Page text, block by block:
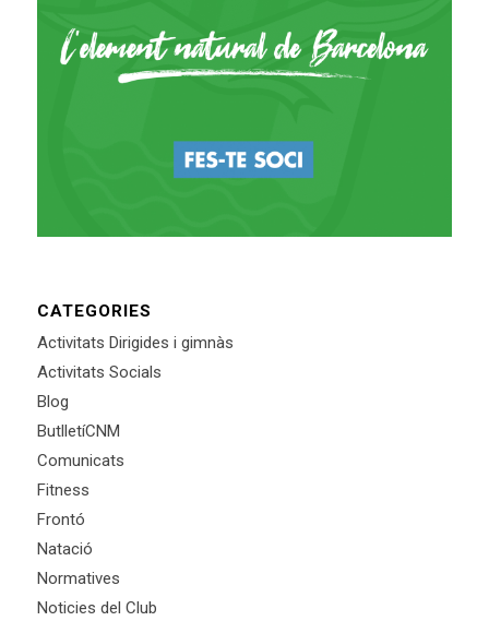
CATEGORIES
Activitats Dirigides i gimnàs
Activitats Socials
Blog
ButlletíCNM
Comunicats
Fitness
Frontó
Natació
Normatives
Noticies del Club